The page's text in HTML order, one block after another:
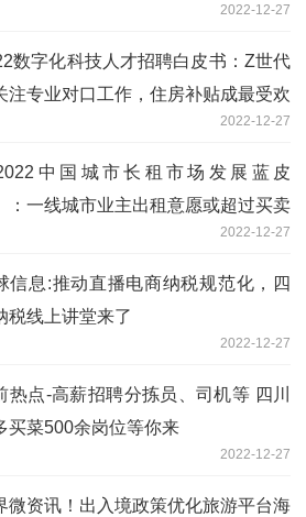
2022-12-27
数字化科技人才招聘白皮书：Z世代
注专业对口工作，住房补贴成最受欢
2022-12-27
中国城市长租市场发展蓝皮
：一线城市业主出租意愿或超过买卖
2022-12-27
信息:推动直播电商纳税规范化，四
税线上讲堂来了
2022-12-27
热点-高薪招聘分拣员、司机等 四川
买菜500余岗位等你来
2022-12-27
微资讯！出入境政策优化旅游平台海